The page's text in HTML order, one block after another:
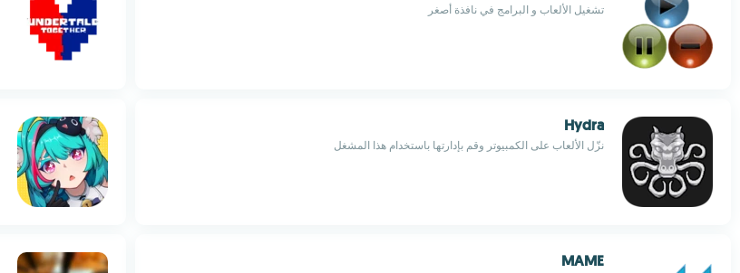
تشغيل الألعاب و البرامج في نافذة أصغر
Hydra
نزّل الألعاب على الكمبيوتر وقم بإدارتها باستخدام هذا المشغل
MAME